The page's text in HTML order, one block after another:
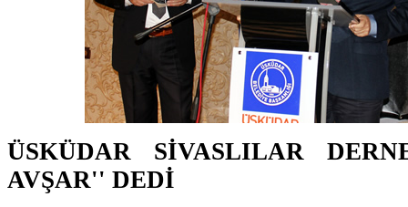
ÜSKÜDAR SİVASLILAR
AVŞAR'' DEDİ